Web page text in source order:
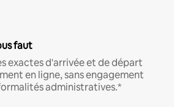
faut
exactes d'arrivée et de départ
en ligne, sans engagement
administratives.*